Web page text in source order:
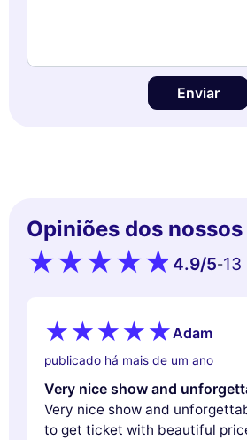
Enviar
Opiniões dos
4.9/5-
Adam
publicado há mais de um ano
Very nice show and
Very nice show and
to get ticket with beautiful